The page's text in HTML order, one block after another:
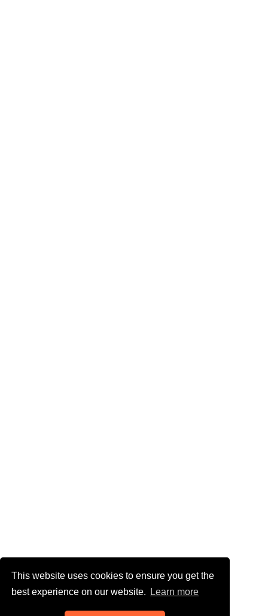
This website uses cookies to ensure you get the
best experience on our website.
Learn more